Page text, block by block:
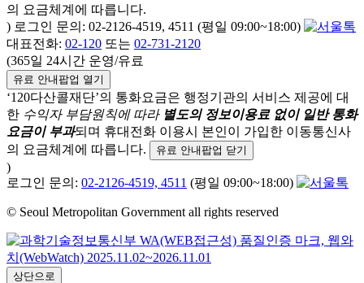
의 요금체계에 따릅니다.
) 로그인 문의: 02-2126-4519, 4511 (평일 09:00~18:00)
대표전화: 02-120 또는 02-731-2120
(365일 24시간 운영/유료
유료 안내팝업 열기
‘120다산콜재단’의 통화요금은 행정기관의 서비스 제공에 대
한 수익자 부담원칙에 따라 별도의 정보이용료 없이 일반 통화
요금이 부과되며 휴대전화 이용시 본인이 가입한 이동통신사
의 요금체계에 따릅니다.
유료 안내팝업 닫기
)
로그인 문의: 02-2126-4519, 4511 (평일 09:00~18:00)
© Seoul Metropolitan Government all rights reserved
상단으로